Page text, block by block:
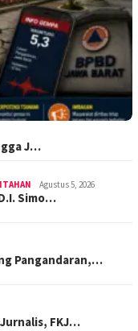
J…
Agustus 5, 2026
Simo…
Pangandaran,…
FKJ…